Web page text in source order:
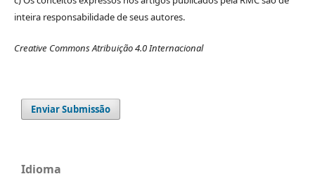
inteira responsabilidade de seus autores.
Creative Commons Atribuição 4.0 Internacional
Enviar Submissão
Idioma